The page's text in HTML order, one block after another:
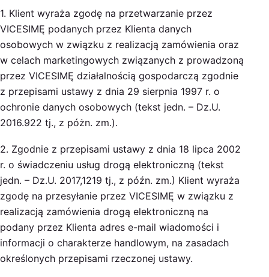
1. Klient wyraża zgodę na przetwarzanie przez
VICESIMĘ podanych przez Klienta danych
osobowych w związku z realizacją zamówienia oraz
w celach marketingowych związanych z prowadzoną
przez VICESIMĘ działalnością gospodarczą zgodnie
z przepisami ustawy z dnia 29 sierpnia 1997 r. o
ochronie danych osobowych (tekst jedn. – Dz.U.
2016.922 tj., z póżn. zm.).
2. Zgodnie z przepisami ustawy z dnia 18 lipca 2002
r. o świadczeniu usług drogą elektroniczną (tekst
jedn. – Dz.U. 2017,1219 tj., z późn. zm.) Klient wyraża
zgodę na przesyłanie przez VICESIMĘ w związku z
realizacją zamówienia drogą elektroniczną na
podany przez Klienta adres e-mail wiadomości i
informacji o charakterze handlowym, na zasadach
określonych przepisami rzeczonej ustawy.